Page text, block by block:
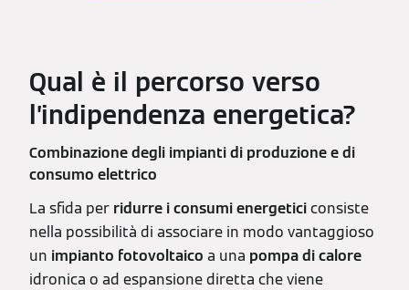
Qual è il percorso verso
l’indipendenza energetica?
Combinazione degli impianti di produzione e di
consumo elettrico
La sfida per ridurre i consumi energeticiconsiste
nella possibilità di associare in modo vantaggioso
un impianto fotovoltaico a una pompa di calore
idronica o ad espansione diretta che viene